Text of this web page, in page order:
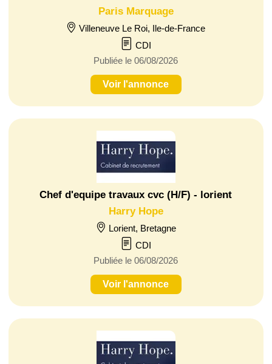
Paris Marquage
Villeneuve Le Roi, Ile-de-France
CDI
Publiée le 06/08/2026
Voir l'annonce
Chef d'equipe travaux cvc (H/F) - lorient
Harry Hope
Lorient, Bretagne
CDI
Publiée le 06/08/2026
Voir l'annonce